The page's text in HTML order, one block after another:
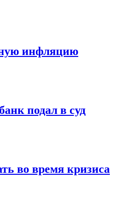
инфляцию
подал в суд
во время кризиса